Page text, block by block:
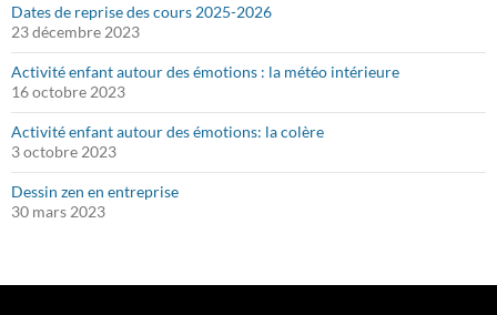
Dates de reprise des cours 2025-2026
23 décembre 2023
Activité enfant autour des émotions : la météo intérieure
16 octobre 2023
Activité enfant autour des émotions: la colère
3 octobre 2023
Dessin zen en entreprise
30 mars 2023